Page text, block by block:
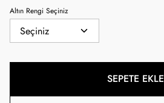
Altın Rengi Seçiniz
SEPETE EKLE